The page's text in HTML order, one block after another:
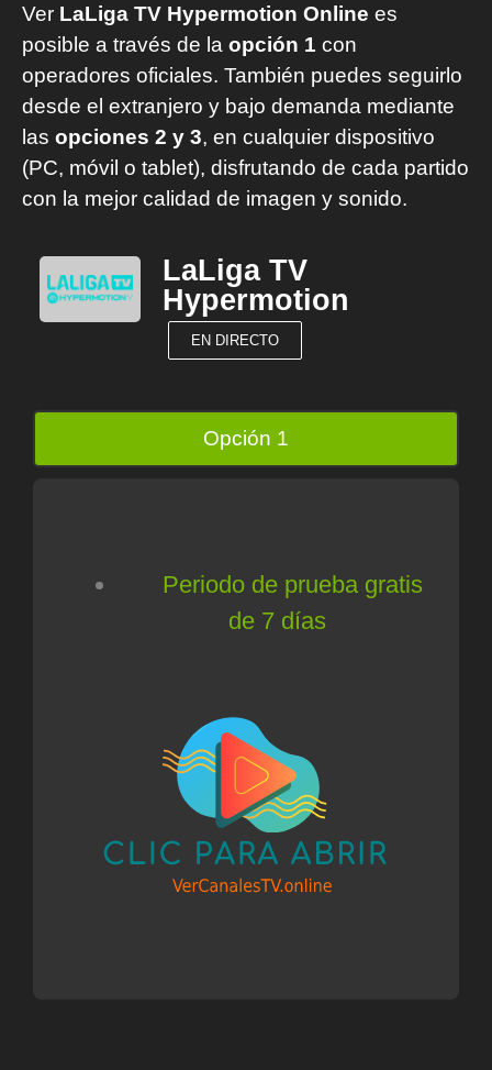
Ver LaLiga TV Hypermotion Online es
posible a través de la opción 1 con
operadores oficiales. También puedes seguirlo
desde el extranjero y bajo demanda mediante
las opciones 2 y 3, en cualquier dispositivo
(PC, móvil o tablet), disfrutando de cada partido
con la mejor calidad de imagen y sonido.
LaLiga TV
Hypermotion
EN DIRECTO
Opción 1
Periodo de prueba gratis
de 7 días